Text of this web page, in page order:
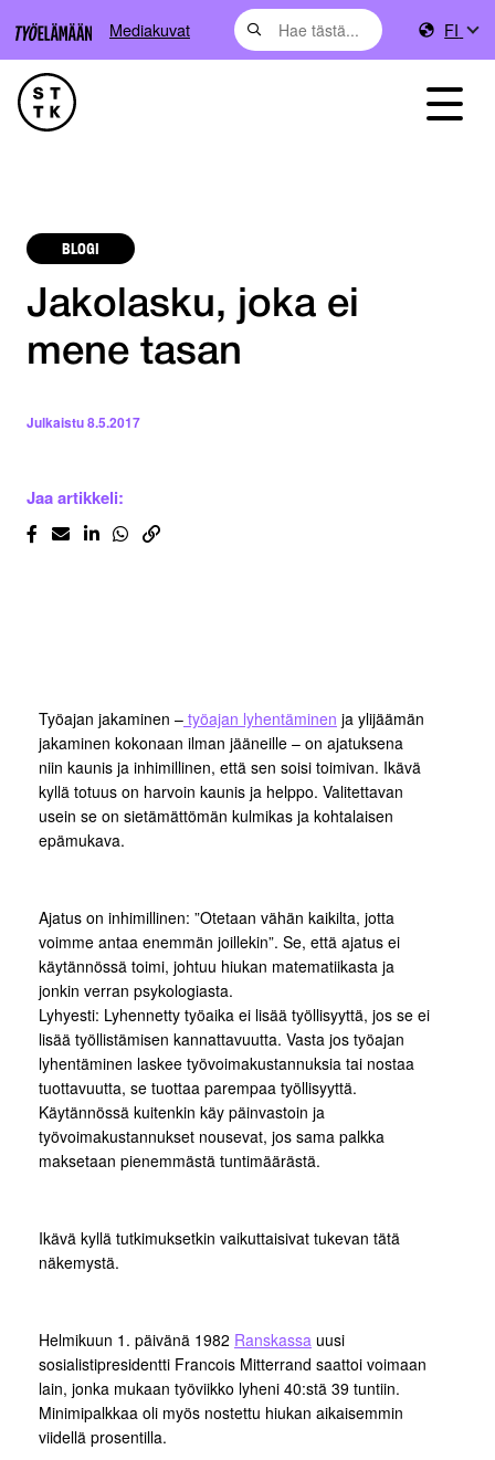
Mediakuvat FI
BLOGI
Jakolasku, joka ei
mene tasan
Julkaistu8.5.2017
Jaa artikkeli:
Työajan jakaminen – työajan lyhentäminen ja ylijäämän
jakaminen kokonaan ilman jääneille – on ajatuksena
niin kaunis ja inhimillinen, että sen soisi toimivan. Ikävä
kyllä totuus on harvoin kaunis ja helppo. Valitettavan
usein se on sietämättömän kulmikas ja kohtalaisen
epämukava.
Ajatus on inhimillinen: ”Otetaan vähän kaikilta, jotta
voimme antaa enemmän joillekin”. Se, että ajatus ei
käytännössä toimi, johtuu hiukan matematiikasta ja
jonkin verran psykologiasta.
Lyhyesti: Lyhennetty työaika ei lisää työllisyyttä, jos se ei
lisää työllistämisen kannattavuutta. Vasta jos työajan
lyhentäminen laskee työvoimakustannuksia tai nostaa
tuottavuutta, se tuottaa parempaa työllisyyttä.
Käytännössä kuitenkin käy päinvastoin ja
työvoimakustannukset nousevat, jos sama palkka
maksetaan pienemmästä tuntimäärästä.
Ikävä kyllä tutkimuksetkin vaikuttaisivat tukevan tätä
näkemystä.
Helmikuun 1. päivänä 1982 Ranskassa uusi
sosialistipresidentti Francois Mitterrand saattoi voimaan
lain, jonka mukaan työviikko lyheni 40:stä 39 tuntiin.
Minimipalkkaa oli myös nostettu hiukan aikaisemmin
viidellä prosentilla.